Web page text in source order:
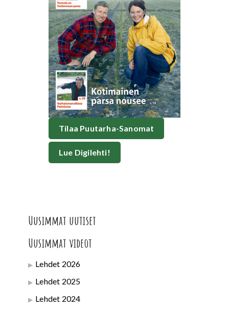
Tilaa Puutarha-Sanomat
Lue Digilehti!
Uusimmat uutiset
Uusimmat videot
Lehdet 2026
Lehdet 2025
Lehdet 2024